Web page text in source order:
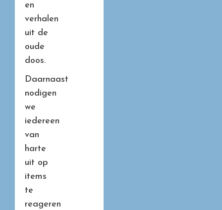
en
verhalen
uit de
oude
doos.
Daarnaast
nodigen
we
iedereen
van
harte
uit op
items
te
reageren